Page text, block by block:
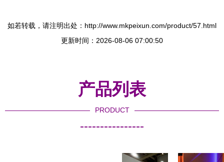
如若转载，请注明出处：http://www.mkpeixun.com/product/57.html
更新时间：2026-08-06 07:00:50
产品列表
PRODUCT
----------------